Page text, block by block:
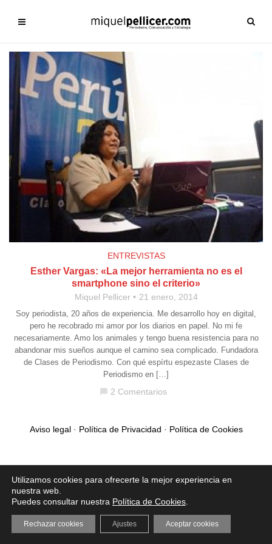
ENTREVISTAS
Esther Vargas: «La mejor herramienta no es el
smartphone sino el criterio»
Miquel Pellicer 21 enero, 2014
Soy periodista, 20 años de experiencia. Me desarrollo hoy en digital,
pero he recobrado mi amor por los diarios en papel. No mi fe
necesariamente. Amo los animales y tengo buena resistencia para no
abandonar mis sueños aunque el camino sea complicado. Fundadora
de Clases de Periodismo. Con qué espírtu espezaste Clases de
Periodismo en […]
2 Comentarios
Aviso legal· Política de Privacidad · Política de Cookies
Utilizamos cookies para ofrecerte la mejor experiencia en
nuestra web.
Puedes consultar nuestra Política de Cookies
Aceptar cookies
Rechazar cookies Ajustes